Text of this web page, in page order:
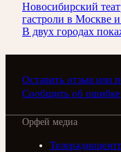
Новосибирский
гастроли в Москве
В двух городах
Оставить отзыв или
Сообщить об ошибке
Орфей медиа